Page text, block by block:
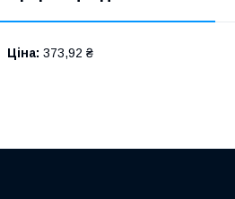
Ціна: 373,92 ₴